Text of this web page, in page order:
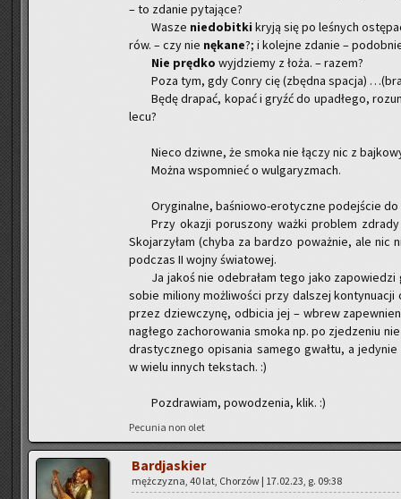
– to zda­nie py­ta­ją­ce?
Wasze nie­do­bit­ki kryją się po le­śnych
rów. – czy nie nę­ka­ne?; i ko­lej­ne zda­nie –
Nie pręd­ko wyj­dzie­my z łoża. – razem?
Poza tym, gdy Conry cię (zbęd­na spa­cja)
Będę dra­pać, kopać i gryźć do upa­dłe­go,
le­cu?
Nieco dziw­ne, że smoka nie łączy nic z
Można wspo­mnieć o wul­ga­ry­zmach.
Ory­gi­nal­ne, ba­śnio­wo-ero­tycz­ne po­dej­ście
Przy oka­zji po­ru­szo­ny ważki pro­blem
Sko­ja­rzy­łam (chyba za bar­dzo po­waż­nie, ale
pod­czas II wojny świa­to­wej.
Ja jakoś nie ode­bra­łam tego jako
sobie mi­lio­ny moż­li­wo­ści przy dal­szej
przez dziew­czy­nę, od­bi­cia jej – wbrew
na­głe­go za­cho­ro­wa­nia smoka np. po zje­dze­niu
dra­stycz­ne­go opi­sa­nia sa­me­go gwał­tu, a
w wielu in­nych tek­stach. :)
Po­zdra­wiam, po­wo­dze­nia, klik. :)
Pe­cu­nia non olet
Bar­dja­skier
męż­czy­zna, 40 lat, Cho­rzów | 17.02.23, g. 09:38